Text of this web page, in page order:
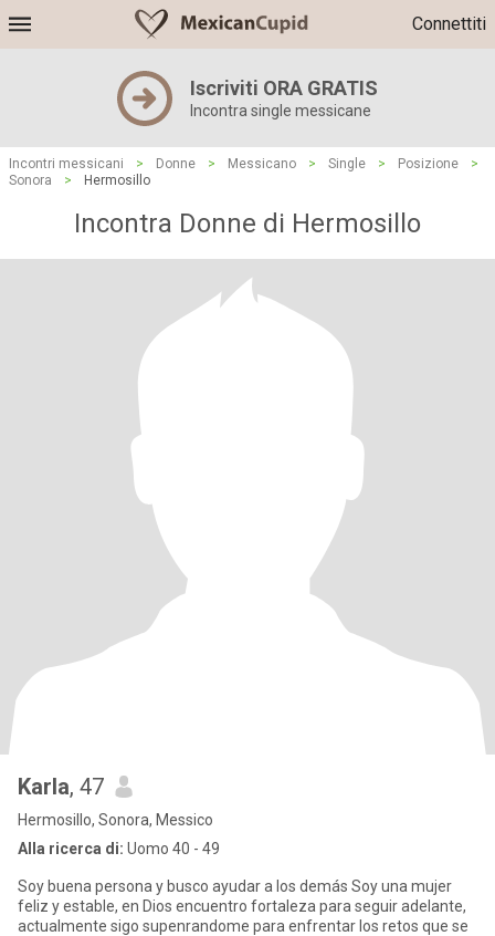
Connettiti
Iscriviti ORA GRATIS
Incontra single messicane
Incontri messicani > Donne > Messicano > Single > Posizione
>
Sonora
> Hermosillo
Incontra Donne di Hermosillo
Karla, 47
Hermosillo, Sonora, Messico
Alla ricerca di: Uomo 40 - 49
Soy buena persona y busco ayudar a los demás Soy una mujer
feliz y estable, en Dios encuentro fortaleza para seguir adelante,
actualmente sigo supenrandome para enfrentar los retos que se